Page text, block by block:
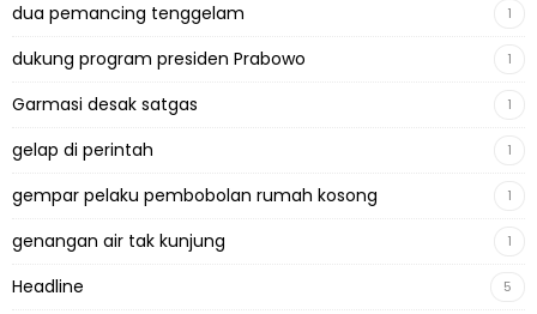
dua pemancing tenggelam 1
dukung program presiden Prabowo 1
Garmasi desak satgas 1
gelap di perintah 1
gempar pelaku pembobolan rumah kosong 1
genangan air tak kunjung 1
Headline 5